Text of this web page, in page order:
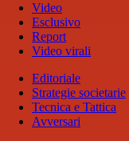
Video
Esclusivo
Report
Video virali
Editoriale
Strategie societarie
Tecnica e Tattica
Avversari